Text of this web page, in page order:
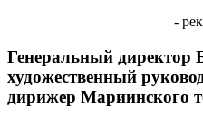
-
Генеральный директор
художественный
дирижер Мариинского